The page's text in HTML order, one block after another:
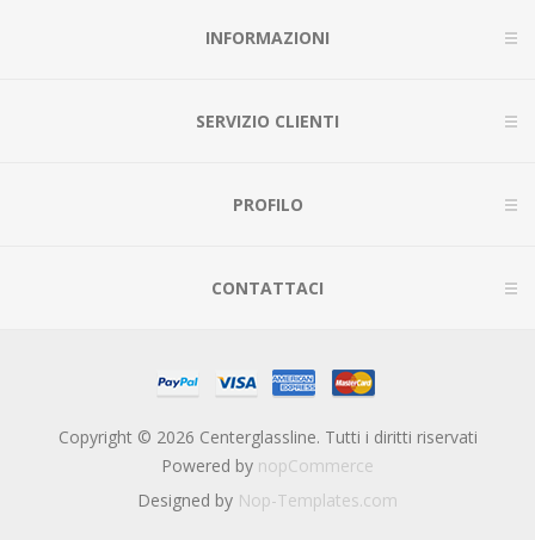
INFORMAZIONI
SERVIZIO CLIENTI
PROFILO
CONTATTACI
Copyright © 2026 Centerglassline. Tutti i diritti riservati
Powered by nopCommerce
Designed by Nop-Templates.com